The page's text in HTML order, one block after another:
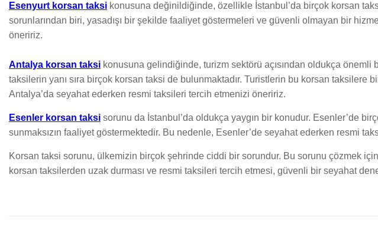
Esenyurt korsan taksi konusuna değinildiğinde, özellikle İstanbul’da birçok korsan
sorunlarından biri, yasadışı bir şekilde faaliyet göstermeleri ve güvenli olmayan bir
öneririz.
Antalya korsan taksi konusuna gelindiğinde, turizm sektörü açısından oldukça
taksilerin yanı sıra birçok korsan taksi de bulunmaktadır. Turistlerin bu korsan
Antalya’da seyahat ederken resmi taksileri tercih etmenizi öneririz.
Esenler korsan taksi sorunu da İstanbul’da oldukça yaygın bir konudur. Esenler’de
sunmaksızın faaliyet göstermektedir. Bu nedenle, Esenler’de seyahat ederken resmi
Korsan taksi sorunu, ülkemizin birçok şehrinde ciddi bir sorundur. Bu sorunu çözmek
korsan taksilerden uzak durması ve resmi taksileri tercih etmesi, güvenli bir seyahat